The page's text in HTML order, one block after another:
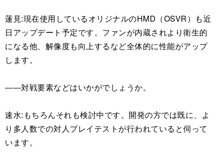
蓮見:現在使用しているオリジナルのHMD（OSVR）も近
日アップデート予定です。ファンが内蔵されより衛生的
になる他、解像度も向上するなど全体的に性能がアップ
します。
――対戦要素などはいかがでしょうか。
速水:もちろんそれも検討中です。開発の方では既に、よ
り多人数での対人プレイテストが行われていると伺って
います。